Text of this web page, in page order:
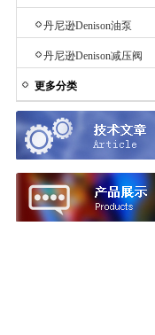
丹尼逊Denison油泵
丹尼逊Denison减压阀
更多分类